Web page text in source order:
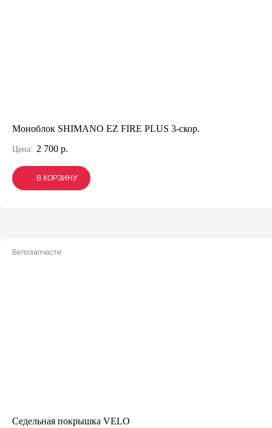
Моноблок SHIMANO EZ FIRE PLUS 3-скор.
Цена: 2 700 р.
В КОРЗИНУ
В КОРЗИНУ
В КОРЗИНУ
Велозапчасти
Седельная покрышка VELO